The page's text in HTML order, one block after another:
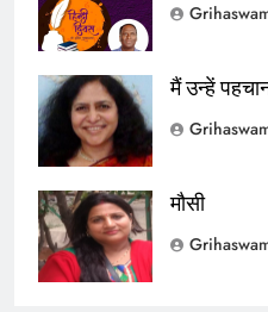
मैं उन्हें
मौसी